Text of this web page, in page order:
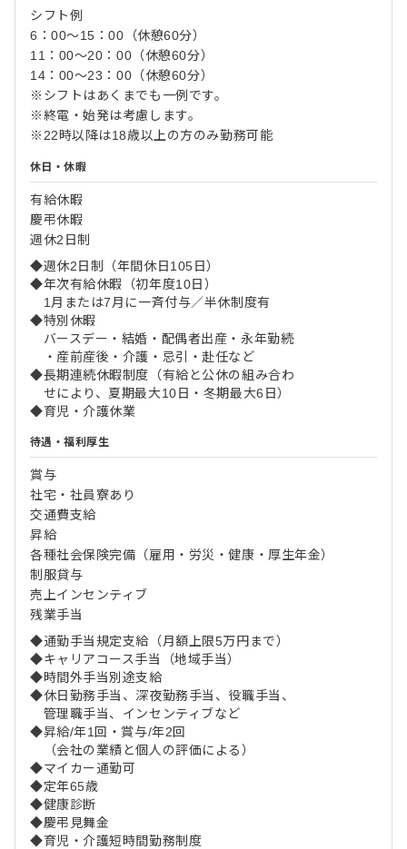
シフト例
6：00～15：00（休憩60分）
11：00～20：00（休憩60分）
14：00～23：00（休憩60分）
※シフトはあくまでも一例です。
※終電・始発は考慮します。
※22時以降は18歳以上の方のみ勤務可能
休日・休暇
有給休暇
慶弔休暇
週休2日制
◆週休2日制（年間休日105日）
◆年次有給休暇（初年度10日）
1月または7月に一斉付与／半休制度有
◆特別休暇
バースデー・結婚・配偶者出産・永年勤続
・産前産後・介護・忌引・赴任など
◆長期連続休暇制度（有給と公休の組み合わ
せにより、夏期最大10日・冬期最大6日）
◆育児・介護休業
待遇・福利厚生
賞与
社宅・社員寮あり
交通費支給
昇給
各種社会保険完備（雇用・労災・健康・厚生年金）
制服貸与
売上インセンティブ
残業手当
◆通勤手当規定支給（月額上限5万円まで）
◆キャリアコース手当（地域手当）
◆時間外手当別途支給
◆休日勤務手当、深夜勤務手当、役職手当、
管理職手当、インセンティブなど
◆昇給/年1回・賞与/年2回
（会社の業績と個人の評価による）
◆マイカー通勤可
◆定年65歳
◆健康診断
◆慶弔見舞金
◆育児・介護短時間勤務制度